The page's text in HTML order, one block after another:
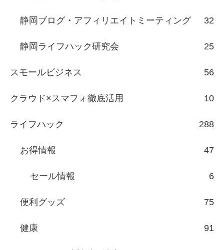
静岡ブログ・アフィリエイトミーティング 32
静岡ライフハック研究会 25
スモールビジネス 56
クラウド×スマフォ徹底活用 10
ライフハック 288
お得情報 47
セール情報 6
便利グッズ 75
健康 91